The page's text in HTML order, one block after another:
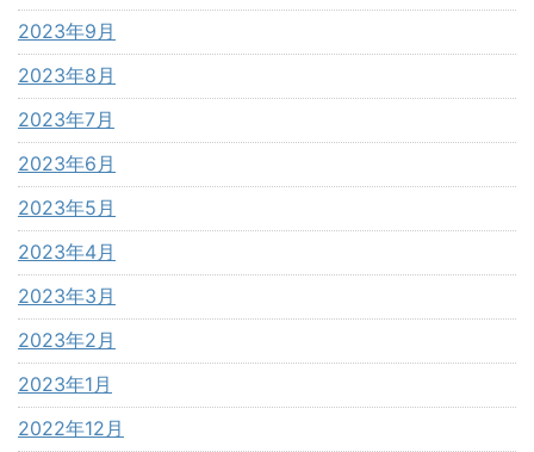
2023年9月
2023年8月
2023年7月
2023年6月
2023年5月
2023年4月
2023年3月
2023年2月
2023年1月
2022年12月